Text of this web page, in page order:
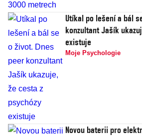
Utíkal po lešení a bál
konzultant Jašík
existuje
Moje Psychologie
Novou baterii pro